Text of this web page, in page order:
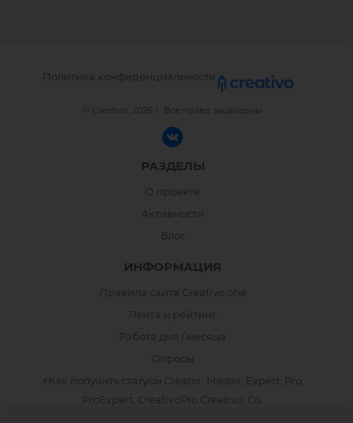
© Creativo, 2026 г. Все права защищены
Политика конфиденциальности
РАЗДЕЛЫ
О проекте
Активности
Блог
ИНФОРМАЦИЯ
Правила сайта Creativo.one
Лента и рейтинг
Работа дня / месяца
Опросы
⚡️Как получить статусы Creator, Master, Expert, Pro,
ProExpert, CreativoPro Creativo, Co.